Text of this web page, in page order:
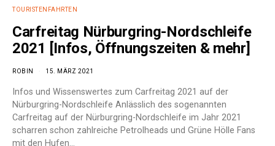
TOURISTENFAHRTEN
Carfreitag Nürburgring-Nordschleife
2021 [Infos, Öffnungszeiten & mehr]
ROBIN 15. MÄRZ 2021
Infos und Wissenswertes zum Carfreitag 2021 auf der
Nürburgring-Nordschleife Anlässlich des sogenannten
Carfreitag auf der Nürburgring-Nordschleife im Jahr 2021
scharren schon zahlreiche Petrolheads und Grüne Hölle Fans
mit den Hufen…